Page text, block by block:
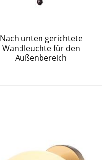
Nach unten gerichtete
Wandleuchte für den
Außenbereich